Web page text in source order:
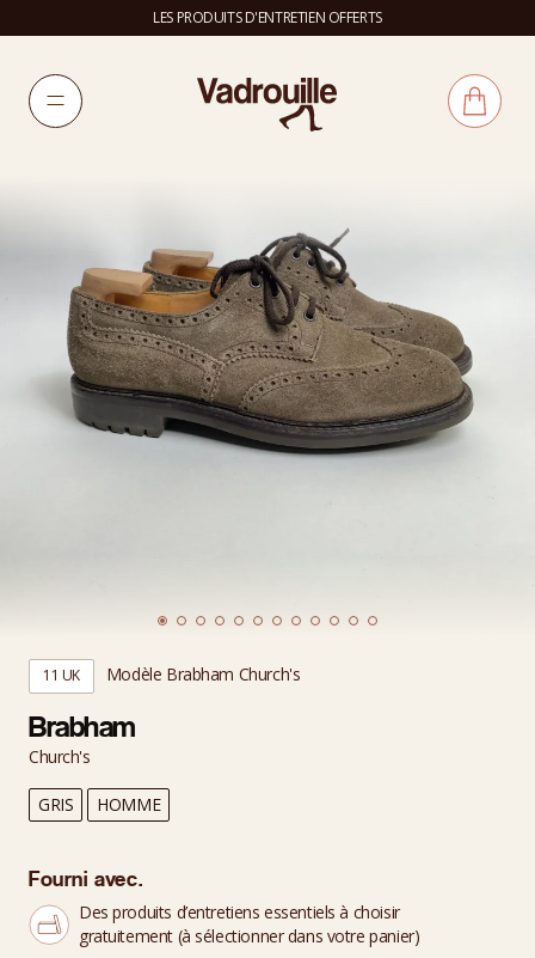
LES PRODUITS D'ENTRETIEN OFFERTS
11 UK Modèle Brabham Church's
Brabham
Church's
GRIS HOMME
Fourni avec.
Des produits d’entretiens essentiels à choisir
gratuitement (à sélectionner dans votre panier)